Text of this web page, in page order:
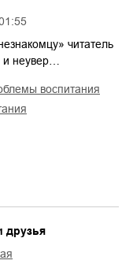
читатель
неувер…
воспитания
друзья